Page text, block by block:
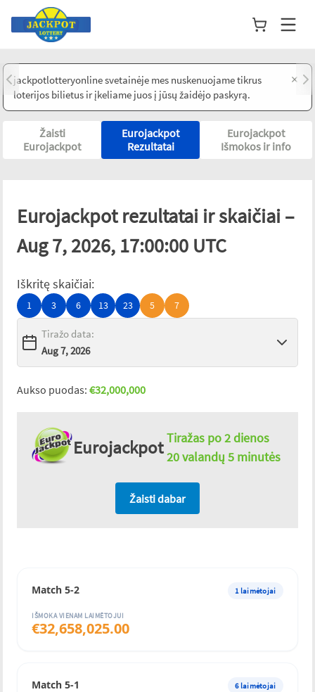
jackpotlotteryonline svetainėje mes nuskenuojame tikrus
loterijos bilietus ir įkeliame juos į jūsų žaidėjo paskyrą.
×
Žaisti
Eurojackpot
Eurojackpot
Rezultatai
Eurojackpot
Išmokos ir info
Eurojackpot rezultatai ir skaičiai –
Aug 7, 2026, 17:00:00 UTC
Iškritę skaičiai:
1 3 6 13 23 5 7
Tiražo data:
Aukso puodas: €32,000,000
Eurojackpot Tiražas po2 dienos
20 valandų 5 minutės
Žaisti dabar
Match 5-2 1 laimėtojai
IŠMOKA VIENAM LAIMĖTOJUI
€32,658,025.00
Match 5-1 6 laimėtojai